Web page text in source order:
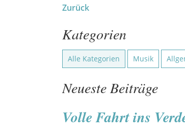
Zurück
Kategorien
Alle Kategorien Musik
Neueste Beiträge
Volle Fahrt ins